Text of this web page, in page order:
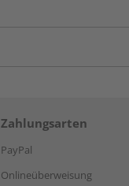
Zahlungsarten
PayPal
Onlineüberweisung